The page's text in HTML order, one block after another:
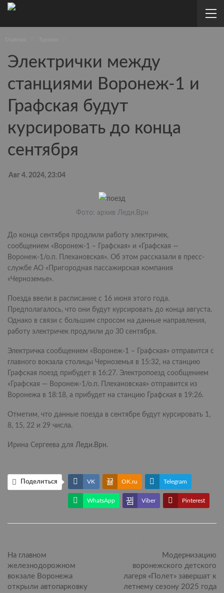
Электрички между
станциями Воронеж-1 и
Графская будут
курсировать до конца
сентября
Авг 4. 2024, 23:04
Фото: архив Леди.Врн
До конца сентября продлили работу электричек,
сообщением «Воронеж-1 – Графская» и «Графская —
Воронеж-1/о.п. Плехановская». Об этом рассказали в пресс-
службе АО «Пригородная пассажирская компания
«Черноземье».
Поезда ввели в расписание с 16 июня этого года.
Предполагалось, что они будут курсировать до конца августа.
Однако в связи с большим спросом на данные направления,
работу электричек продлили до 30 сентября.
Электричка сообщением «Воронеж-1 – Графская» отправится с
главного вокзала столицы Черноземья в 15:32, на станцию
Графская поезд прибудет в 16:27. Электропоезд сообщением
«Графская — Воронеж-1/о.п. Плехановская» отправится из
Воронежа в 18:18, а прибудет на станцию Графская в 19:26.
Отметим, что данные поезда в сентябре будут курсировать 1,
8, 15, 22 и 29 числа.
Ирина Сергеева для Леди.Врн.
Поделиться VK OK.ru Telegram
WhatsApp Viber Pinterest
На главном
железнодорожном
вокзале Воронежа
открыли автопарковку
Модернизацию
воронежского детского
лагеря «Полет» завершат к
летнему сезону 2025 года